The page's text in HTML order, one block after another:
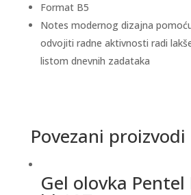
Format B5
Notes modernog dizajna
odvojiti radne aktivnosti radi
listom dnevnih zadataka
Povezani proizvodi
Gel olovka Pentel